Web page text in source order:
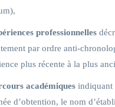
professionnelles
par ordre anti-
plus récente à la plus
académiques indiquant
d’obtention, le nom